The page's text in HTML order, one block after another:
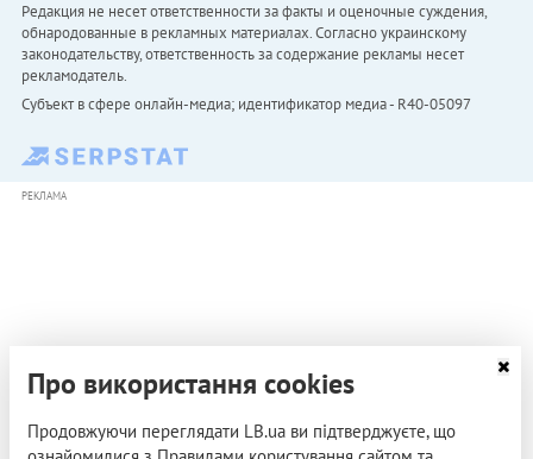
Редакция не несет ответственности за факты и оценочные суждения,
обнародованные в рекламных материалах. Согласно украинскому
законодательству, ответственность за содержание рекламы несет
рекламодатель.
Субъект в сфере онлайн-медиа; идентификатор медиа - R40-05097
РЕКЛАМА
Про використання cookies
Продовжуючи переглядати LB.ua ви підтверджуєте, що